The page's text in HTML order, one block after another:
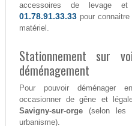
accessoires de levage
01.78.91.33.33 pour
matériel.
Stationnement sur
déménagement
Pour pouvoir déménager
occasionner de gêne et
Savigny-sur-orge(selon les
urbanisme).